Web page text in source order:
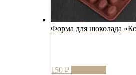
Форма для шоколада
150₽